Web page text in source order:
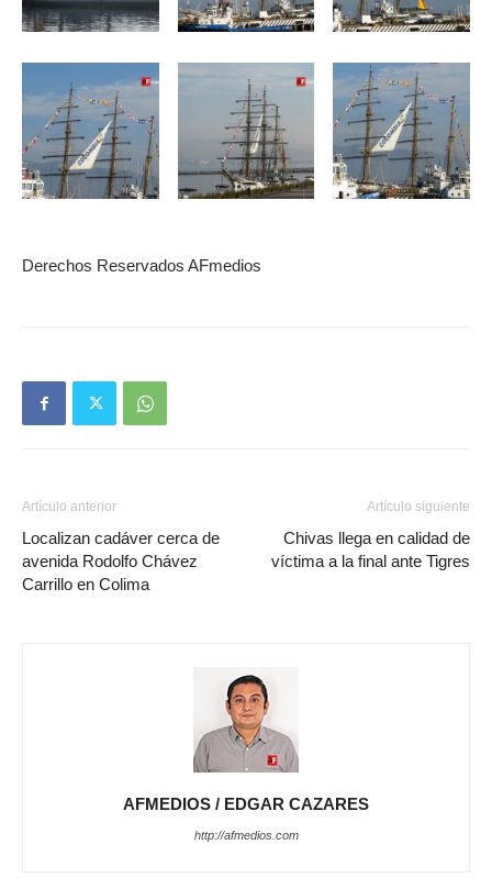
Derechos Reservados AFmedios
Artículo anterior
Localizan cadáver cerca de
avenida Rodolfo Chávez
Carrillo en Colima
Artículo siguiente
Chivas llega en calidad de
víctima a la final ante Tigres
AFMEDIOS / EDGAR CAZARES
http://afmedios.com